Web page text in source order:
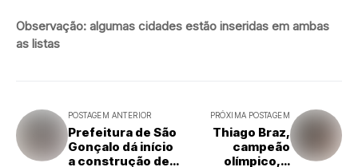
Observação: algumas cidades estão inseridas em ambas
as listas
POSTAGEM ANTERIOR
Prefeitura de São
Gonçalo dá início
a construção de
PRÓXIMA POSTAGEM
Thiago Braz,
campeão
olímpico, é